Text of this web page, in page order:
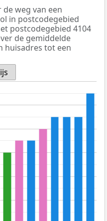
weg van een
in postcodegebied
postcodegebied 4104
de gemiddelde
huisadres tot een